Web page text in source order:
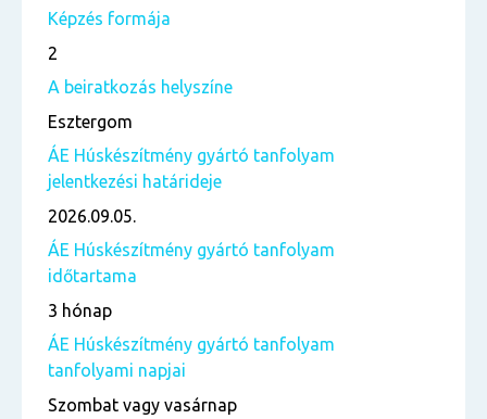
Képzés formája
2
A beiratkozás helyszíne
Esztergom
ÁE Húskészítmény gyártó tanfolyam
jelentkezési határideje
2026.09.05.
ÁE Húskészítmény gyártó tanfolyam
időtartama
3 hónap
ÁE Húskészítmény gyártó tanfolyam
tanfolyami napjai
Szombat vagy vasárnap